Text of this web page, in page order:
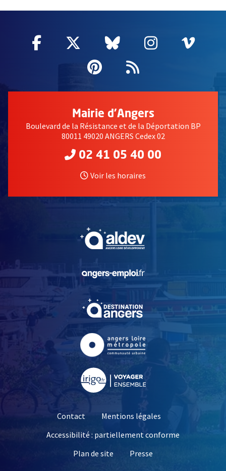
Facebook
, Ouvre une nouvelle fenêtre
Twitter
, Ouvre une nouvelle
Bluesky
, Ouvre une
Instagram
, Ouvre
,
Pinterest
, Ouvre une
Flux RSS
Mairie d'Angers
Boulevard de la Résistance et de la Déportation BP
80011 49020 ANGERS Cedex 02
02 41 05 40 00
Voir les horaires
, Ouvre une nouvelle
, Ouvre une nouvelle
Contact
Mentions légales
Accessibilité : partiellement conforme
Plan de site
Presse